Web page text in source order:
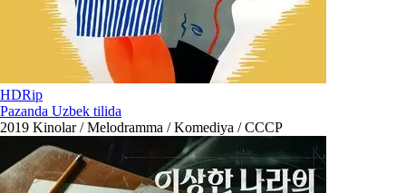
HDRip
Pazanda Uzbek tilida
2019 Kinolar / Melodramma / Komediya / СССР